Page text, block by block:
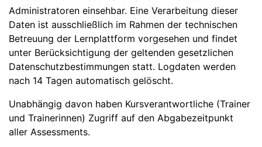
Administratoren einsehbar. Eine Verarbeitung dieser
Daten ist ausschließlich im Rahmen der technischen
Betreuung der Lernplattform vorgesehen und findet
unter Berücksichtigung der geltenden gesetzlichen
Datenschutzbestimmungen statt. Logdaten werden
nach 14 Tagen automatisch gelöscht.
Unabhängig davon haben Kursverantwortliche (Trainer
und Trainerinnen) Zugriff auf den Abgabezeitpunkt
aller Assessments.